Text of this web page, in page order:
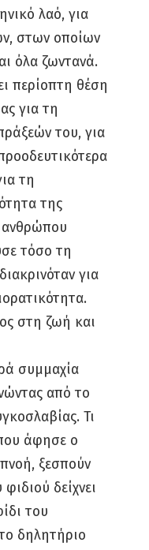
λαό, για
στων οποίων
όλα ζωντανά.
περίοπτη θέση
για τη
του, για
τη
της
τόσο τη
για
στη ζωή και
συμμαχία
από το
Τι
άφησε ο
ξεσπούν
δείχνει
του
δηλητήριο